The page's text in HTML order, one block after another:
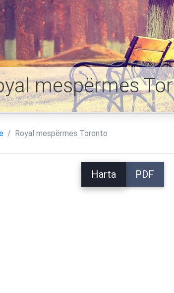
mespërmes
Royal mespërmes Toronto
Harta PDF